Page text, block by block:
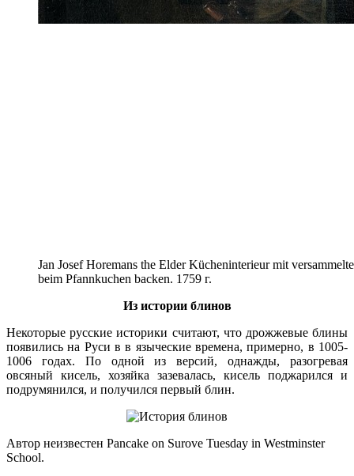
Jan Josef Horemans the Elder Kücheninterieur mit
beim Pfannkuchen backen. 1759 г.
Из истории блинов
Некоторые русские историки считают, что дрожжевые блины
появились на Руси в в языческие времена, примерно, в 1005-
1006 годах. По одной из версий, однажды, разогревая
овсяный кисель, хозяйка зазевалась, кисель поджарился и
подрумянился, и получился первый блин.
Автор неизвестен Pancake on Surove Tuesday in Westminster
School.